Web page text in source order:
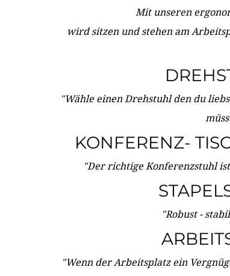
Mit unseren
wird sitzen und stehen am
"Wähle einen Drehstuhl den du
KONFERENZ-
"Der richtige Konferenzstuhl
"Robust -
"Wenn der Arbeitsplatz ein